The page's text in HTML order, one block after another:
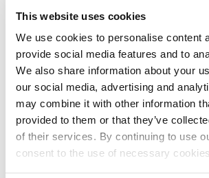
This website uses cookies
We use cookies to personalise content
provide social media features and to
We also share information about your
our social media, advertising and
may combine it with other information
provided to them or that they’ve
of their services. By continuing to use
consent to the use of necessary
Pravna nadležnost
Status subjekta
Aktivan
Vrsta subjekta
Općenita
Vezani subjekt
LEI vezanog subjekta
-
Potvrđeno kod
Sudski